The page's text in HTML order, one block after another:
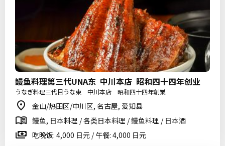
鳗鱼料理第三代UNA东 中川本店 昭和四十四年创业
うなぎ料理三代目うな東 中川本店 昭和四十四年創業
金山/热田区/中川区, 名古屋, 爱知县
鳗鱼, 日本料理 / 各类日本料理 / 鳗鱼料理 / 日本酒
吃晚饭: 4,000 日元 / 午餐: 4,000 日元